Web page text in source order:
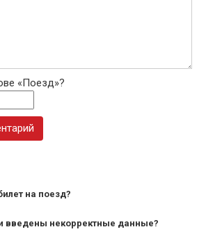
«Поезд»?
на поезд?
введены некорректные данные?